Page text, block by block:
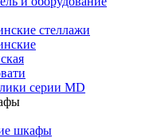
стеллажи
серии MD
шкафы